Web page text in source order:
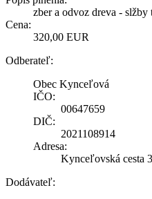
zber a odvoz dreva - slžby
Cena:
320,00 EUR
Odberateľ:
Obec Kynceľová
IČO:
00647659
DIČ:
2021108914
Adresa:
Kynceľovská cesta
Dodávateľ: